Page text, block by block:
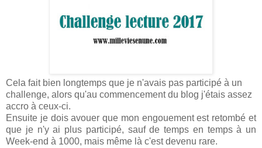
Cela fait bien longtemps que je n'avais pas participé à un
challenge, alors qu'au commencement du blog j'étais assez
accro à ceux-ci.
Ensuite je dois avouer que mon engouement est retombé et
que je n'y ai plus participé, sauf de temps en temps à un
Week-end à 1000, mais même là c'est devenu rare.